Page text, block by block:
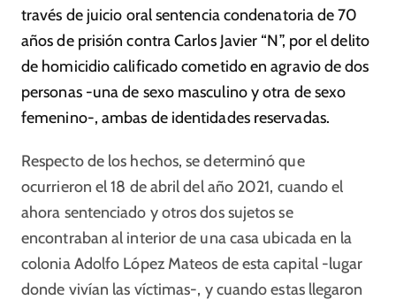
través de juicio oral sentencia condenatoria de 70
años de prisión contra Carlos Javier “N”, por el delito
de homicidio calificado cometido en agravio de dos
personas -una de sexo masculino y otra de sexo
femenino-, ambas de identidades reservadas.
Respecto de los hechos, se determinó que
ocurrieron el 18 de abril del año 2021, cuando el
ahora sentenciado y otros dos sujetos se
encontraban al interior de una casa ubicada en la
colonia Adolfo López Mateos de esta capital -lugar
donde vivían las víctimas-, y cuando estas llegaron